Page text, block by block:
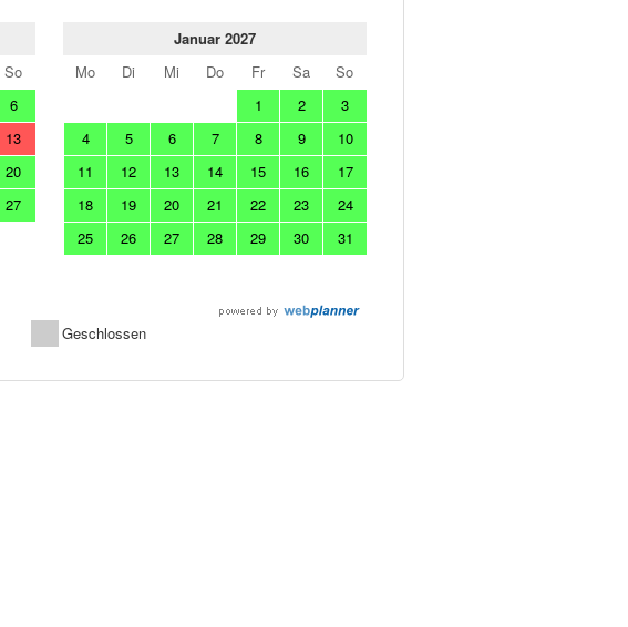
So
6
13
20
27
Januar 2027
Mo
Di Mi Do Fr Sa
So
1
2
3
4
5 6 7 8 9
10
11
12 13 14 15 16
17
18
19 20 21 22 23
24
25
26 27 28 29 30 31
Geschlossen